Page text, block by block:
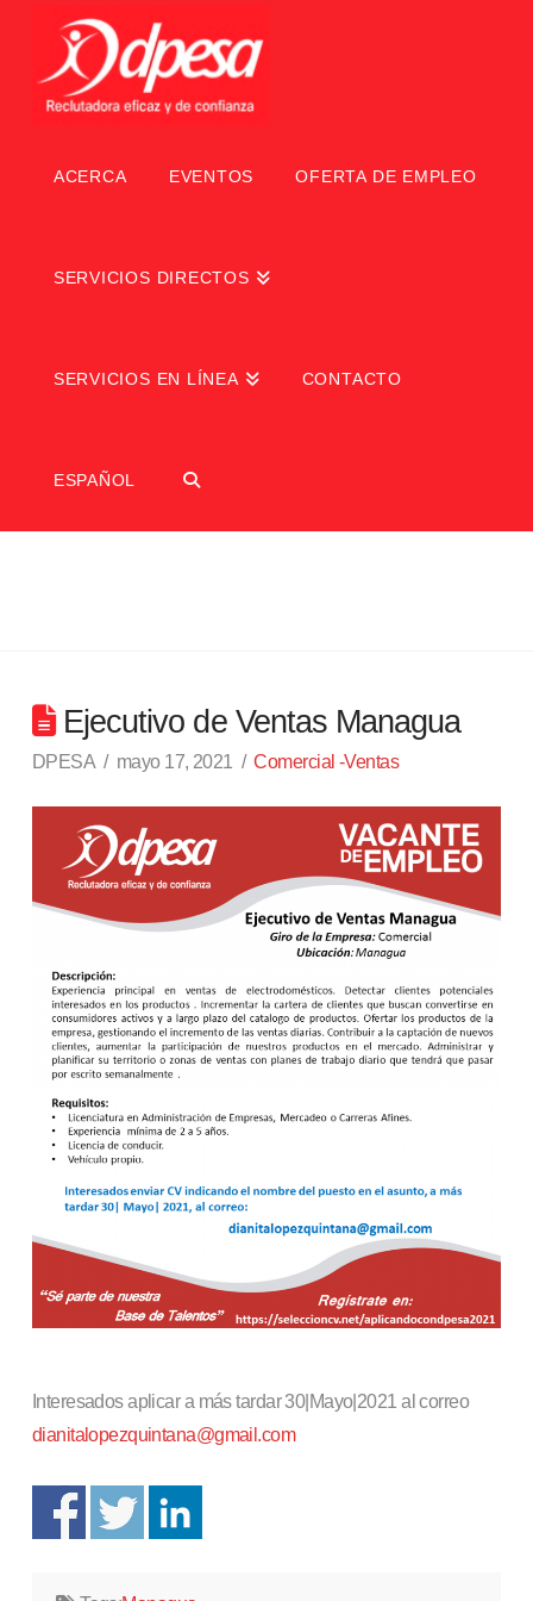
ACERCA EVENTOS OFERTA DE EMPLEO
SERVICIOS DIRECTOS
SERVICIOS EN LÍNEA CONTACTO
ESPAÑOL
Ejecutivo de Ventas Managua
DPESA mayo 17, 2021 Comercial -Ventas
Interesados aplicar a más tardar 30|Mayo|2021 al correo
dianitalopezquintana@gmail.com